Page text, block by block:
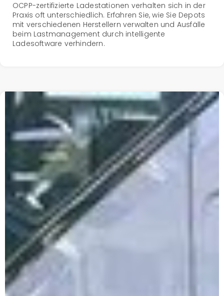
OCPP-zertifizierte Ladestationen verhalten sich in der
Praxis oft unterschiedlich. Erfahren Sie, wie Sie Depots
mit verschiedenen Herstellern verwalten und Ausfälle
beim Lastmanagement durch intelligente
Ladesoftware verhindern.